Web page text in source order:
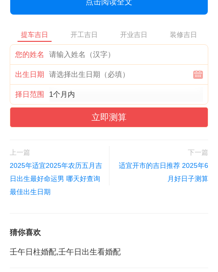
点击阅读全文
提车吉日 开工吉日 开业吉日 装修吉日
您的姓名
出生日期
择日范围
立即测算
上一篇
2025年适宜2025年农历五月吉
日出生最好命运男 哪天好查询
最佳出生日期
下一篇
适宜开市的吉日推荐 2025年6
月好日子测算
猜你喜欢
壬午日柱婚配,壬午日出生看婚配